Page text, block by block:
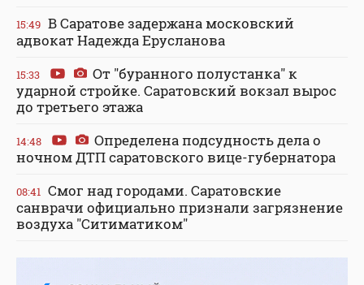
15:49 В Саратове задержана московский
адвокат Надежда Ерусланова
15:33
От "буранного полустанка" к
ударной стройке. Саратовский вокзал вырос
до третьего этажа
14:48
Определена подсудность дела о
ночном ДТП саратовского вице-губернатора
08:41 Смог над городами. Саратовские
санврачи официально признали загрязнение
воздуха "Ситиматиком"